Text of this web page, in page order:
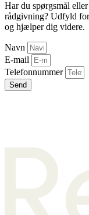
Har du spørgsmål
rådgivning? Udfyld
og hjælper dig videre.
Navn
E-mail
Telefonnummer
Send